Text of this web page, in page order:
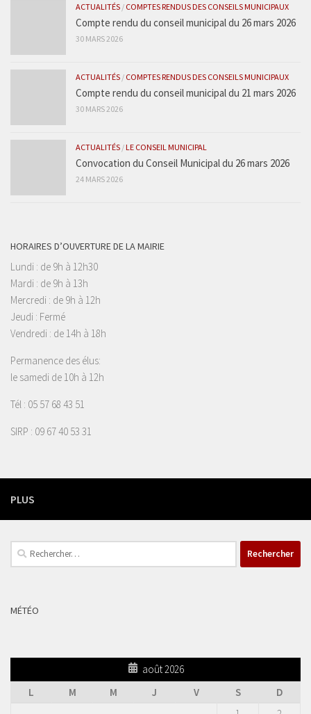
ACTUALITÉS / COMPTES RENDUS DES CONSEILS MUNICIPAUX
Compte rendu du conseil municipal du 26 mars 2026
30 MARS 2026
ACTUALITÉS / COMPTES RENDUS DES CONSEILS MUNICIPAUX
Compte rendu du conseil municipal du 21 mars 2026
30 MARS 2026
ACTUALITÉS /LE CONSEIL MUNICIPAL
Convocation du Conseil Municipal du 26 mars 2026
24 MARS 2026
HORAIRES D’OUVERTURE DE LA MAIRIE
Lundi : de 9h à 12h30
Mardi : de 9h à 13h
Mercredi : de 9h à 12h
Jeudi : Fermé
Vendredi : de 14h à 18h
Permanence des élus:
le samedi de 10h à 12h
Tél : 05 57 68 43 51
SIRP : 09 67 40 53 31
PLUS
Rechercher :
MÉTÉO
août 2026
L
M M J V S
D